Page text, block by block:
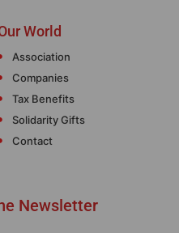
World
Association
Companies
Tax Benefits
Solidarity Gifts
Contact
Newsletter